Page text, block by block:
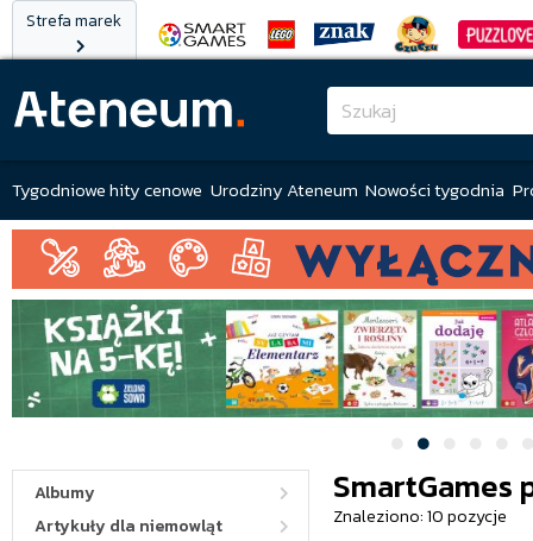
Strefa marek
Tygodniowe hity cenowe Urodziny Ateneum Nowości tygodnia
Albumy
Artykuły dla niemowląt
SmartGames
Znaleziono: 10 pozycje